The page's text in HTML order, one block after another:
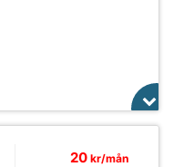
20 kr/mån